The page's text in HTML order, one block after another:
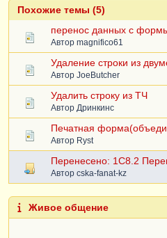
Похожие темы (5)
перенос данных с
Автор magnifico61
Удаление строки из
Автор JoeButcher
Удалить строку из ТЧ
Автор Дринкинс
Печатная
Автор Ryst
Перенесено: 1С8.2
Автор cska-fanat-kz
Живое общение